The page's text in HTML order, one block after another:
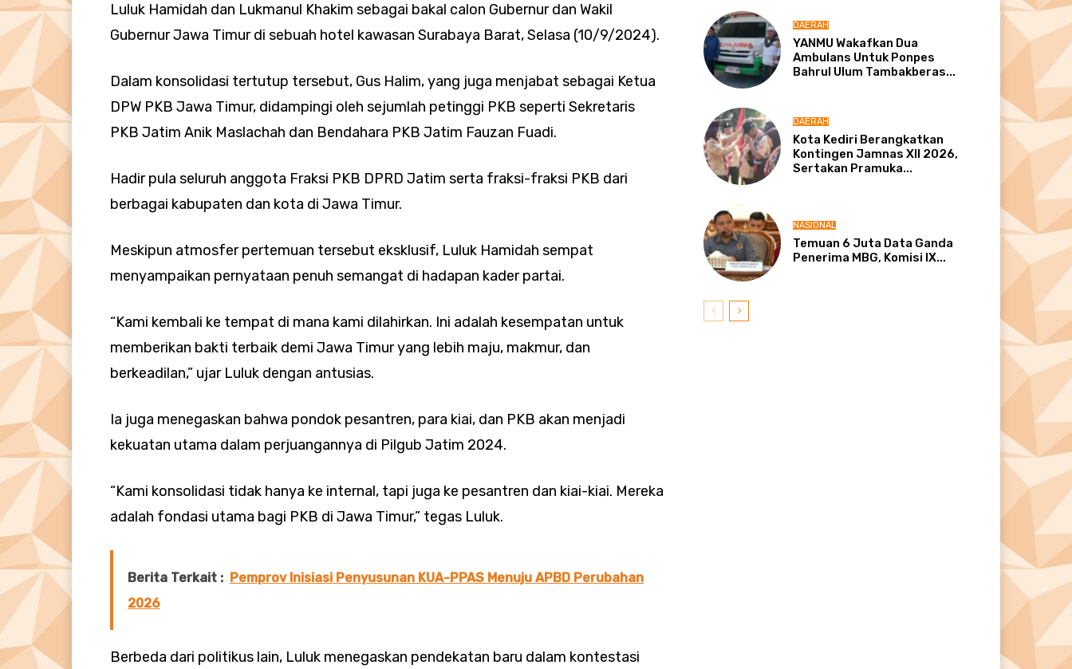
Luluk Hamidah dan Lukmanul Khakim sebagai bakal calon Gubernur dan Wakil
Gubernur Jawa Timur di sebuah hotel kawasan Surabaya Barat, Selasa (10/9/2024).
Dalam konsolidasi tertutup tersebut, Gus Halim, yang juga menjabat sebagai Ketua
DPW PKB Jawa Timur, didampingi oleh sejumlah petinggi PKB seperti Sekretaris
PKB Jatim Anik Maslachah dan Bendahara PKB Jatim Fauzan Fuadi.
Hadir pula seluruh anggota Fraksi PKB DPRD Jatim serta fraksi-fraksi PKB dari
berbagai kabupaten dan kota di Jawa Timur.
Meskipun atmosfer pertemuan tersebut eksklusif, Luluk Hamidah sempat
menyampaikan pernyataan penuh semangat di hadapan kader partai.
“Kami kembali ke tempat di mana kami dilahirkan. Ini adalah kesempatan untuk
memberikan bakti terbaik demi Jawa Timur yang lebih maju, makmur, dan
berkeadilan,” ujar Luluk dengan antusias.
Ia juga menegaskan bahwa pondok pesantren, para kiai, dan PKB akan menjadi
kekuatan utama dalam perjuangannya di Pilgub Jatim 2024.
“Kami konsolidasi tidak hanya ke internal, tapi juga ke pesantren dan kiai-kiai. Mereka
adalah fondasi utama bagi PKB di Jawa Timur,” tegas Luluk.
Berita Terkait : Pemprov Inisiasi Penyusunan KUA-PPAS Menuju APBD Perubahan
2026
Berbeda dari politikus lain, Luluk menegaskan pendekatan baru dalam kontestasi
DAERAH
YANMU Wakafkan Dua
Ambulans Untuk Ponpes
Bahrul Ulum Tambakberas...
DAERAH
Kota Kediri Berangkatkan
Kontingen Jamnas XII 2026,
Sertakan Pramuka...
NASIONAL
Temuan 6 Juta Data Ganda
Penerima MBG, Komisi IX...